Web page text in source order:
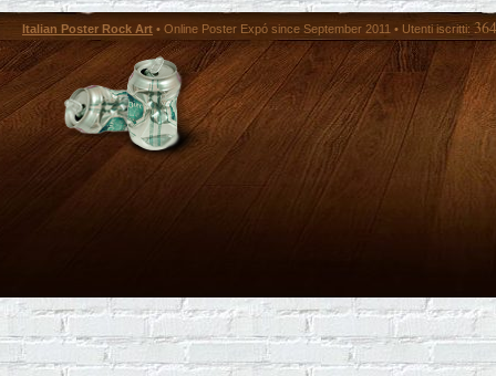
Italian Poster Rock Art • Online Poster Expó since September 2011 • Utenti iscritti: 364